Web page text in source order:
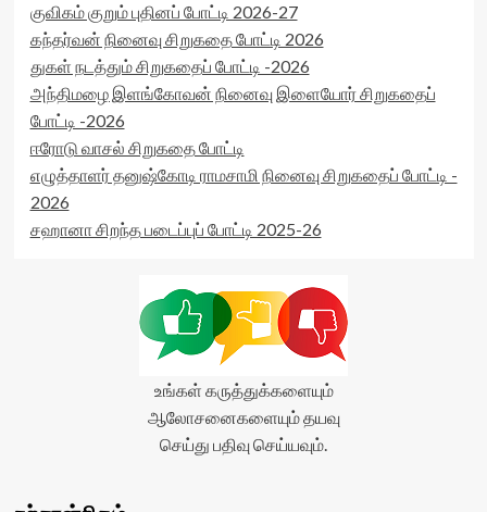
குவிகம் குறும் புதினப் போட்டி 2026-27
கந்தர்வன் நினைவு சிறுகதை போட்டி 2026
துகள் நடத்தும் சிறுகதைப் போட்டி -2026
அந்திமழை இளங்கோவன் நினைவு இளையோர் சிறுகதைப்
போட்டி -2026
ஈரோடு வாசல் சிறுகதை போட்டி
எழுத்தாளர் தனுஷ்கோடி ராமசாமி நினைவு சிறுகதைப் போட்டி -
2026
சஹானா சிறந்த படைப்புப் போட்டி 2025-26
உங்கள் கருத்துக்களையும்
ஆலோசனைகளையும் தயவு
செய்து பதிவு செய்யவும்.